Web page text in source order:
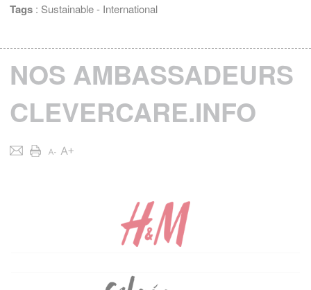
Tags : Sustainable- International
NOS AMBASSADEURS
CLEVERCARE.INFO